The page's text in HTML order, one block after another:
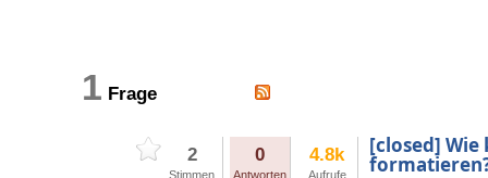
1 Frage
2
Stimmen
0
Antworten
4.8k
Aufrufe
[closed]